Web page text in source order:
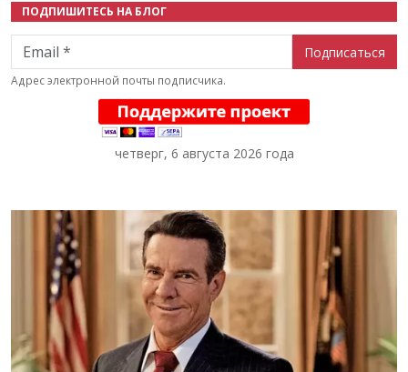
ПОДПИШИТЕСЬ НА БЛОГ
Email
Адрес электронной почты подписчика.
четверг, 6 августа 2026 года